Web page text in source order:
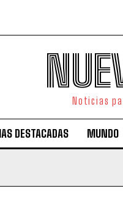
Noticias
DESTACADAS MUNDO